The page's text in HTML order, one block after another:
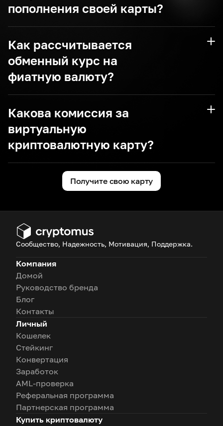
пополнения своей карты?
USDT
USDC
Как рассчитывается
обменный курс на
фиатную валюту?
Какова комиссия за
виртуальную
криптовалютную карту?
Комиссия за выпуск карты: 4 доллара США
при совершении платежей (может
варьироваться).
неактивность (в зависимости от типа карты)
Получите свою карту
Сообщество, Надежность, Мотивация, Поддержка.
Компания
Домой
Руководство бренда
Блог
Контакты
Личный
Кошелек
Стейкинг
Конвертация
Заработок
AML-проверка
Реферальная программа
Партнерская программа
Купить криптовалюту